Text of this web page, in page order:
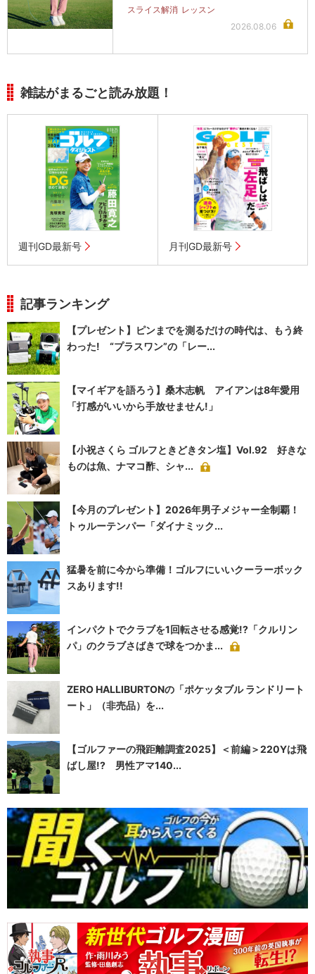
スライス解消 レッスン
2026.08.06
雑誌がまるごと読み放題！
週刊GD最新号 月刊GD最新号
記事ランキング
【プレゼント】ピンまでを測るだけの時代は、もう終
わった! “プラスワン”の「レー...
【マイギアを語ろう】桑木志帆 アイアンは8年愛用
「打感がいいから手放せません!」
【小祝さくら ゴルフときどきタン塩】Vol.92 好きな
ものは魚、ナマコ酢、シャ...
【今月のプレゼント】2026年男子メジャー全制覇！
トゥルーテンパー「ダイナミック...
猛暑を前に今から準備！ゴルフにいいクーラーボック
スあります!!
インパクトでクラブを1回転させる感覚!?「クルリン
パ」のクラブさばきで球をつかま...
ZERO HALLIBURTONの「ポケッタブル ランドリート
ート」（非売品）を...
【ゴルファーの飛距離調査2025】＜前編＞220Yは飛
ばし屋!? 男性アマ140...